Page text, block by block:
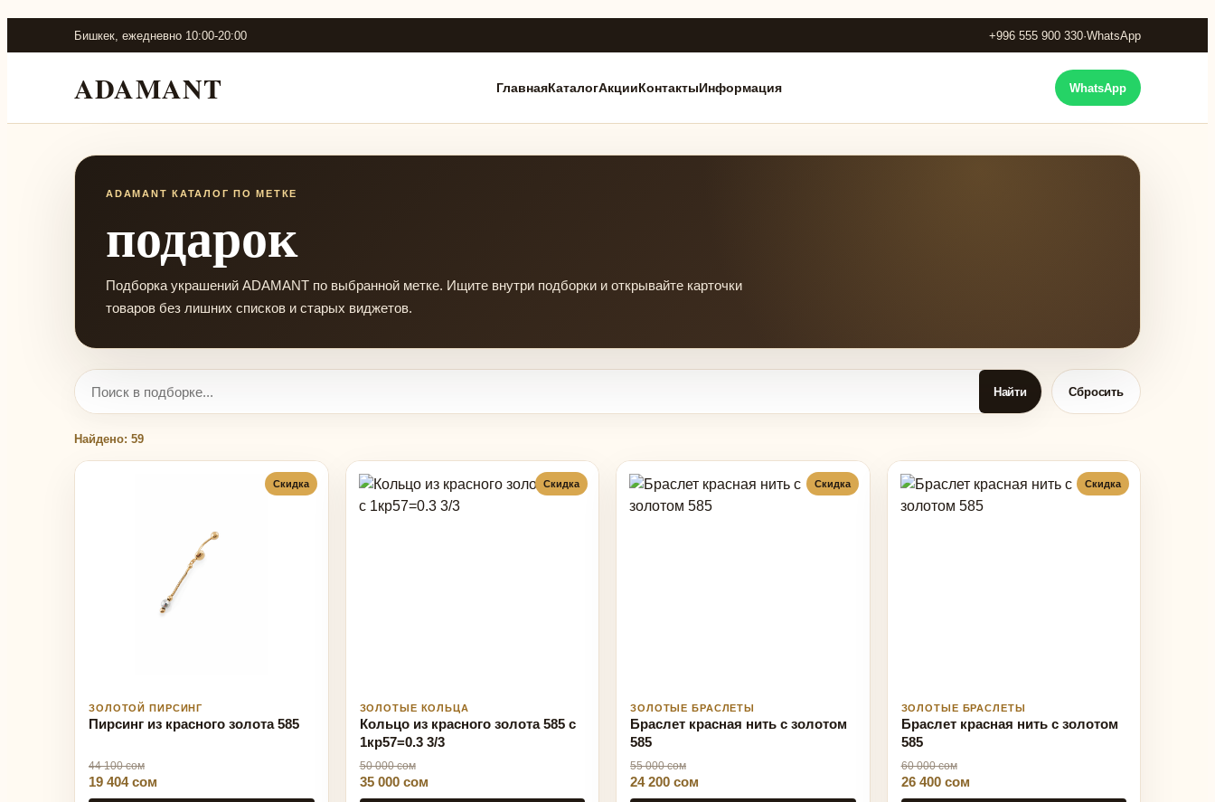
Бишкек, ежедневно 10:00-20:00 +996 555 900 330·WhatsApp
ADAMANT ГлавнаяКаталогАкцииКонтактыИнформация WhatsApp
ADAMANT КАТАЛОГ ПО МЕТКЕ
подарок
Подборка украшений ADAMANT по выбранной метке. Ищите внутри подборки и открывайте карточки
товаров без лишних списков и старых виджетов.
Найти Сбросить
Найдено: 59
Скидка
ЗОЛОТОЙ ПИРСИНГ
Пирсинг из красного золота 585
44 100 сом
19 404 сом
Скидка
ЗОЛОТЫЕ КОЛЬЦА
Кольцо из красного золота 585 с
1кр57=0.3 3/3
50 000 сом
35 000 сом
Скидка
ЗОЛОТЫЕ БРАСЛЕТЫ
Браслет красная нить с золотом
585
55 000 сом
24 200 сом
Скидка
ЗОЛОТЫЕ БРАСЛЕТЫ
Браслет красная нить с золотом
585
60 000 сом
26 400 сом